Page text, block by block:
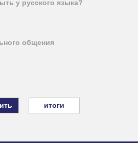
у русского языка?
общения
итоги